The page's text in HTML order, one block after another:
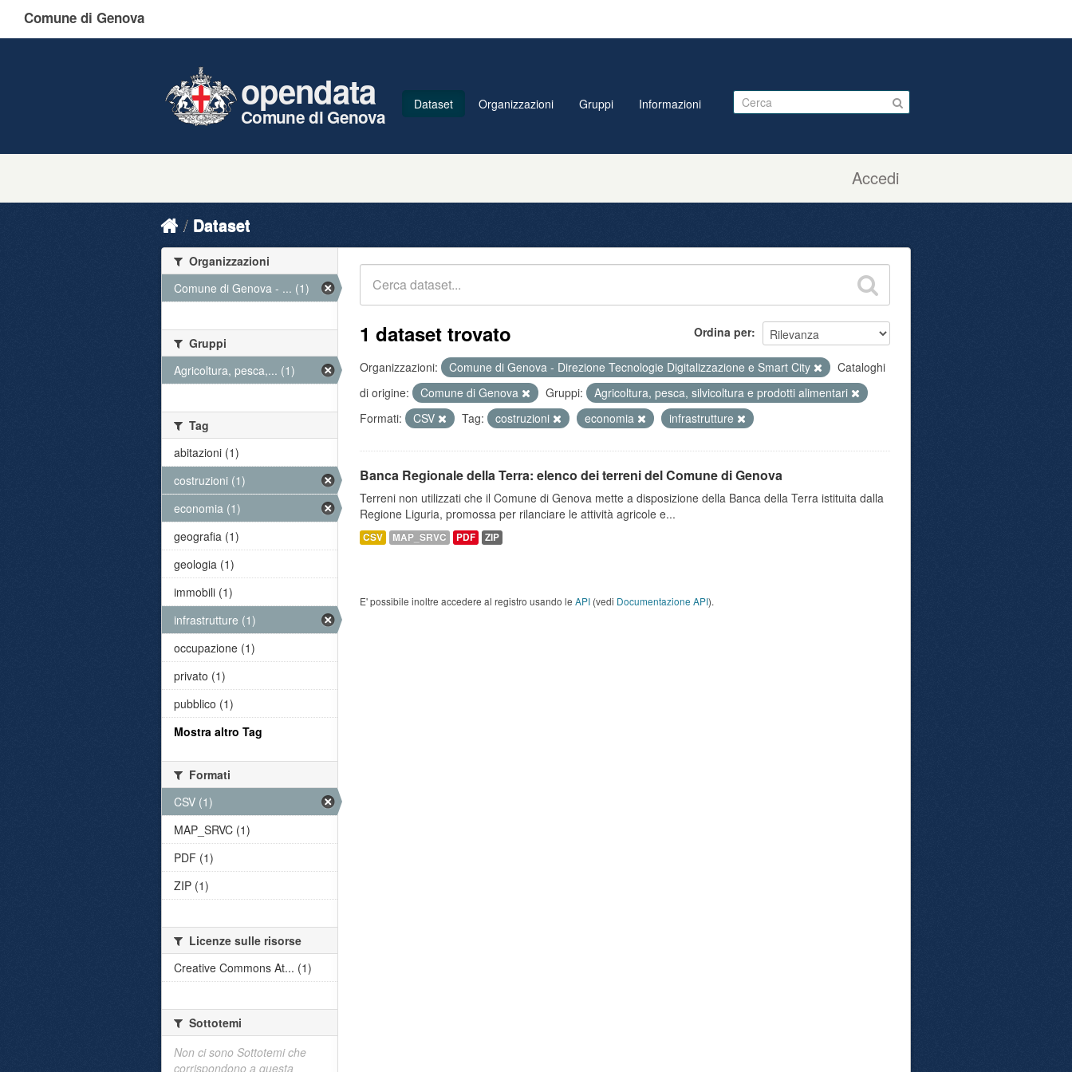
Comune di Genova
Accedi
opendata
Comune di Genova
Dataset Organizzazioni Gruppi Informazioni
Dataset
Ordina per
1 dataset trovato
Organizzazioni: Comune di Genova - Direzione Tecnologie Digitalizzazione e Smart City
Cataloghi
di origine:
Comune di Genova Gruppi:
Agricoltura, pesca, silvicoltura e prodotti alimentari
Formati:
CSV Tag: costruzioni economia infrastrutture
Banca Regionale della Terra: elenco dei terreni del Comune di Genova
Terreni non utilizzati che il Comune di Genova mette a disposizione della Banca della Terra istituita dalla
Regione Liguria, promossa per rilanciare le attività agricole e...
CSV MAP_SRVC PDF ZIP
E' possibile inoltre accedere al registro usando le API (vedi Documentazione API).
Organizzazioni
Comune di Genova - ... (1)
Gruppi
Agricoltura, pesca,... (1)
Tag
abitazioni (1)
costruzioni (1)
economia (1)
geografia (1)
geologia (1)
immobili (1)
infrastrutture (1)
occupazione (1)
privato (1)
pubblico (1)
Mostra altro Tag
Formati
CSV (1)
MAP_SRVC (1)
PDF (1)
ZIP (1)
Licenze sulle risorse
Creative Commons At... (1)
Sottotemi
Non ci sono Sottotemi che
corrispondono a questa